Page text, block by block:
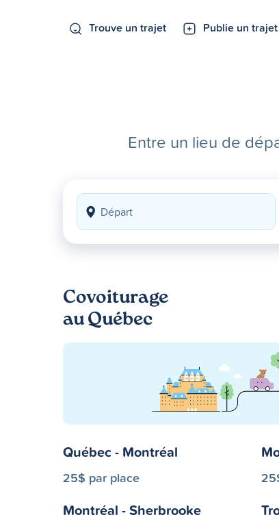
Trouve un trajet Publie un trajet
Entre un lieu de
Covoiturage
au Québec
Québec - Montréal
25$ par place
Montréal - Sherbrooke